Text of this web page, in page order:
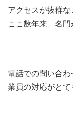
アクセスが抜群な
ここ数年来、名門
電話での問い合
業員の対応がとて